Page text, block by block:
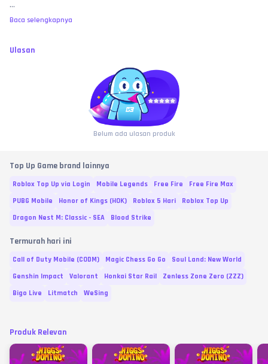
...
Baca selengkapnya
Ulasan
Belum ada ulasan produk
Top Up Game brand lainnya
Roblox Top Up via Login Mobile Legends Free Fire
Free Fire Max
PUBG Mobile
Honor of Kings (HOK) Roblox 5 Hari
Roblox Top Up
Dragon Nest M: Classic - SEA
Blood Strike
Termurah hari ini
Call of Duty Mobile (CODM) Magic Chess Go Go
Soul Land: New World
Genshin Impact
Valorant Honkai Star Rail
Zenless Zone Zero (ZZZ)
Bigo Live
Litmatch WeSing
Produk Relevan